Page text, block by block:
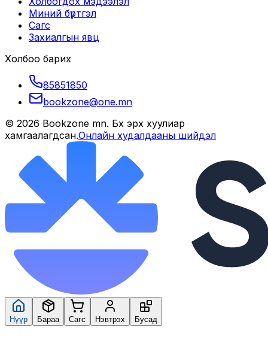
Миний бүртгэл
Сагс
Захиалгын явц
Холбоо барих
85851850
bookzone@one.mn
© 2026 Bookzone mn. Бүх эрх хуулиар
хамгаалагдсан.Онлайн худалдааны шийдэл
Нүүр Бараа Сагс Нэвтрэх Бусад